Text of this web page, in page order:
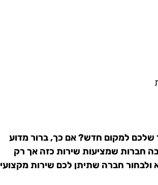
שלכם למקום חדש? אם כך, ברור מדוע
חברות שמציעות שירות כזה אך רק
חברה שתיתן לכם שירות מקצועי